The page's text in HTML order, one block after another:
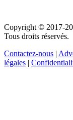
Copyright © 2017-
Tous droits réservés.
Contactez-nous |
légales |